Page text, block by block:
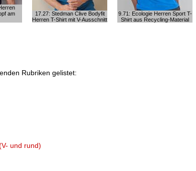
am
17.27: Stedman Clive Bodyfit
Herren T-Shirt mit V-Ausschnitt
9.71: Ecologie Herren Sport T-
Shirt aus Recycling-Material
Rubriken gelistet:
und rund)